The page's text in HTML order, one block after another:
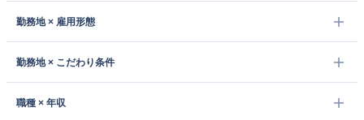
勤務地 × 雇用形態
勤務地 × こだわり条件
職種 × 年収